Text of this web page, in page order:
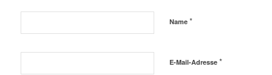
Name *
E-Mail-Adresse *